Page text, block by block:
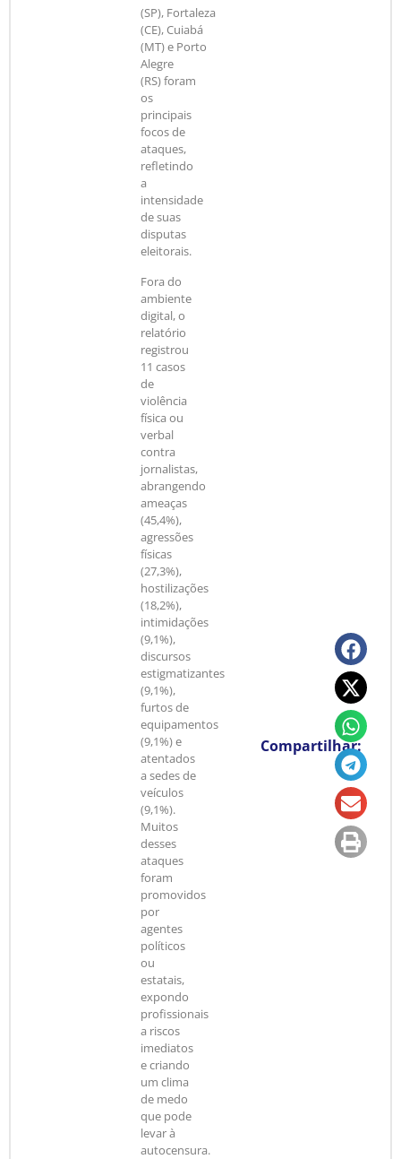
(SP), Fortaleza
(CE), Cuiabá
(MT) e Porto
Alegre
(RS) foram
os
principais
focos de
ataques,
refletindo
a
intensidade
de suas
disputas
eleitorais.
Fora do
ambiente
digital, o
relatório
registrou
11 casos
de
violência
física ou
verbal
contra
jornalistas,
abrangendo
ameaças
(45,4%),
agressões
físicas
(27,3%),
hostilizações
(18,2%),
intimidações
(9,1%),
discursos
estigmatizantes
(9,1%),
furtos de
equipamentos
(9,1%) e
atentados
a sedes de
veículos
(9,1%).
Muitos
desses
ataques
foram
promovidos
por
agentes
políticos
ou
estatais,
expondo
profissionais
a riscos
imediatos
e criando
um clima
de medo
que pode
levar à
autocensura.
Compartilhar: